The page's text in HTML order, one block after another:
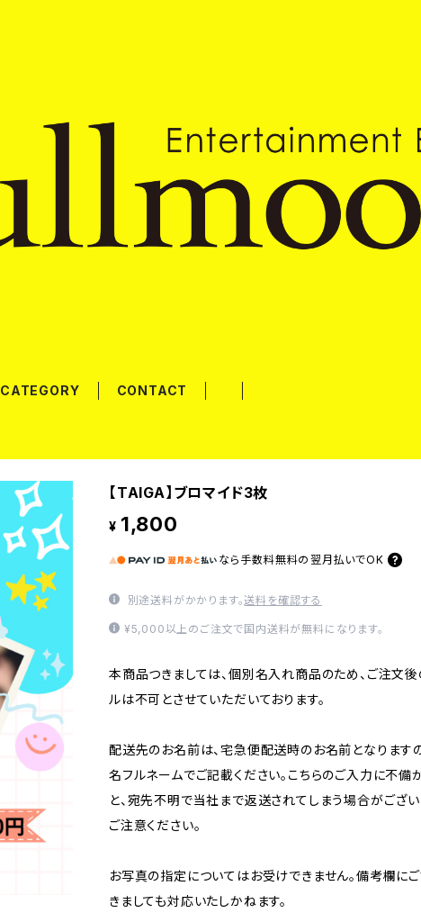
CATEGORY CONTACT
【TAIGA】ブロマイド3枚
¥ 1,800
なら 手数料無料の 翌月払いでOK
別途送料がかかります。送料を確認する
¥5,000以上のご注文で国内送料が無料になります。
本商品つきましては、個別名入れ商品のため、ご注文後
ルは不可とさせていただいております。
配送先のお名前は、宅急便配送時のお名前となります
名フルネームでご記載ください。こちらのご入力に不備
と、宛先不明で当社まで返送されてしまう場合がござい
ご注意ください。
お写真の指定についてはお受けできません。備考欄に
きましても対応いたしかねます。